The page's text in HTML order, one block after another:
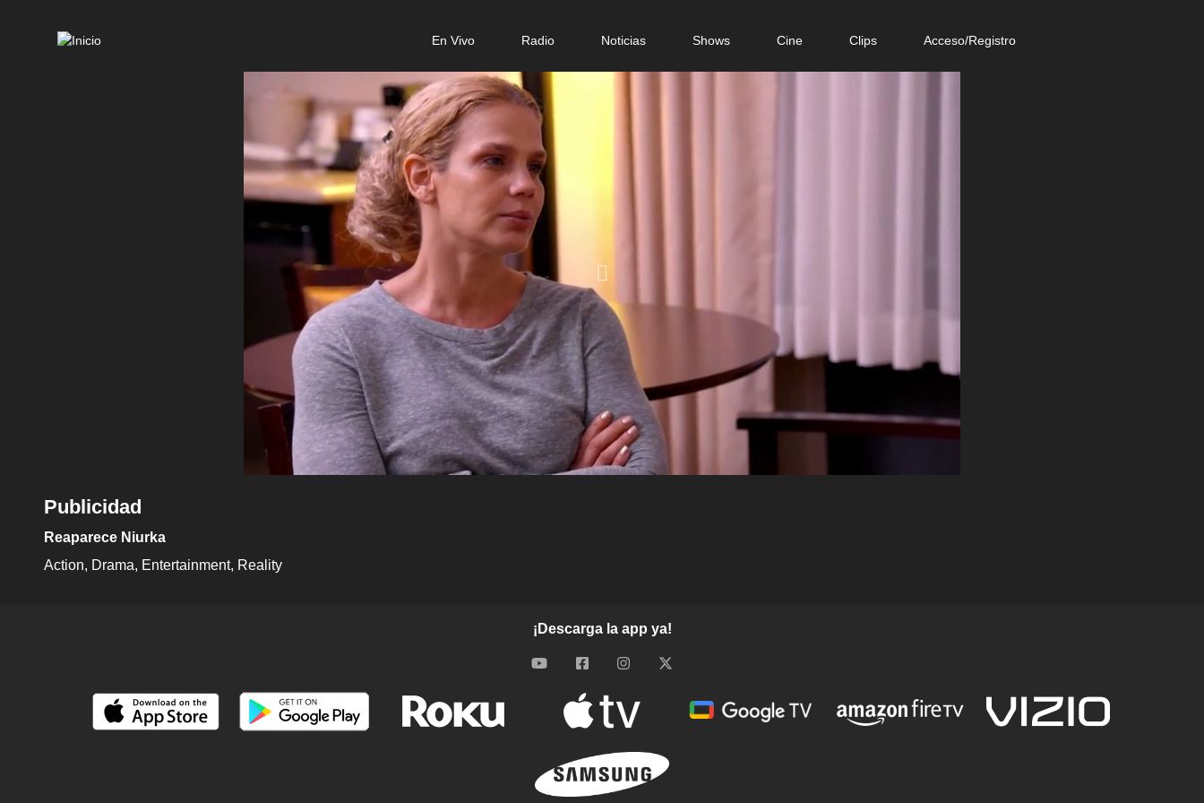
En Vivo Radio Noticias Shows Cine Clips Acceso/Registro
Publicidad
Reaparece Niurka
Action
Drama Entertainment Reality
¡Descarga la app ya!